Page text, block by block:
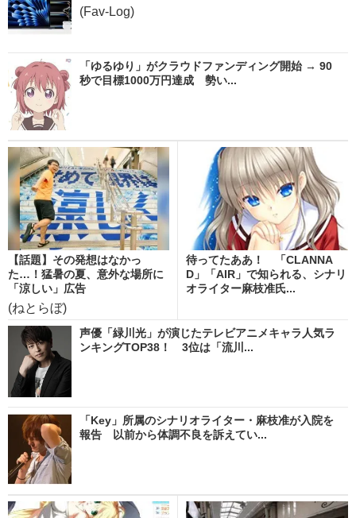
(Fav-Log)
「ゆるゆり」がクラウドファンディング開始 → 90
秒で目標1000万円達成 勢い...
【話題】その発想はなかっ
た…！猛暑の夏、意外な場所に
「涼しい」広告
(ねとらぼ)
待ってたああ！ 「CLANNA
D」「AIR」で知られる、シナリ
オライター麻枝准氏...
声優「緑川光」が演じたテレビアニメキャラ人気ラ
ンキングTOP38！ 3位は「流川...
「Key」所属のシナリオライター・麻枝准が入院を
報告 以前から体調不良を訴えてい...